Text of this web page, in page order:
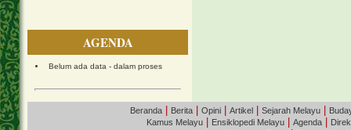
AGENDA
Belum ada data - dalam proses
Beranda Berita Opini Artikel Sejarah Melayu
Kamus Melayu
Ensiklopedi Melayu Agenda